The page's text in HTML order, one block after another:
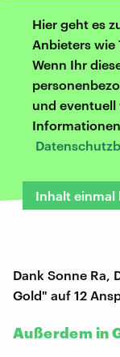
Hier geht es
Anbieters wie
Wenn Ihr
und eventuell
Inhalt einmal
Dank Sonne Ra,
Gold" auf 12
Außerdem in